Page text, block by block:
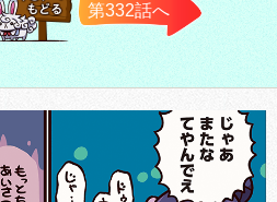
TOPへ戻
る
第332話へ